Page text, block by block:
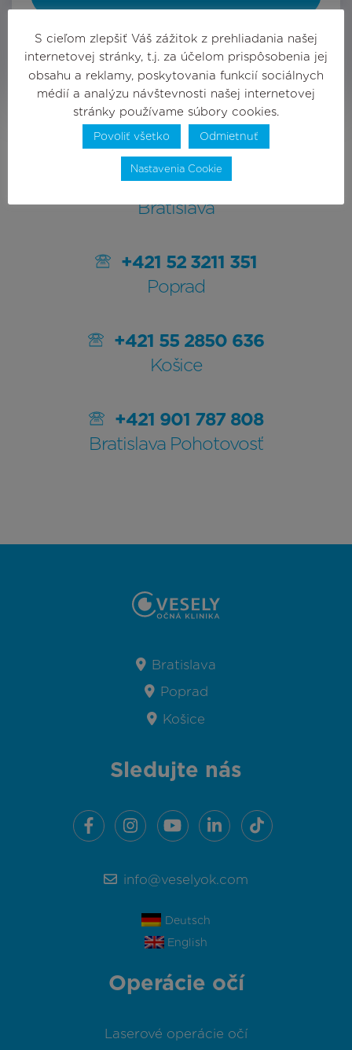
Infolinka
+421 2 3211 4644
Bratislava
+421 52 3211 351
Poprad
+421 55 2850 636
Košice
+421 901 787 808
Bratislava Pohotovosť
Bratislava
Poprad
Košice
Sledujte nás
info@veselyok.com
Deutsch
English
Operácie očí
Laserové operácie očí
S cieľom zlepšiť Váš zážitok z prehliadania našej
internetovej stránky, t.j. za účelom prispôsobenia jej
obsahu a reklamy, poskytovania funkcií sociálnych
médií a analýzu návštevnosti našej internetovej
stránky používame súbory cookies.
Povoliť všetko Odmietnuť
Nastavenia Cookie